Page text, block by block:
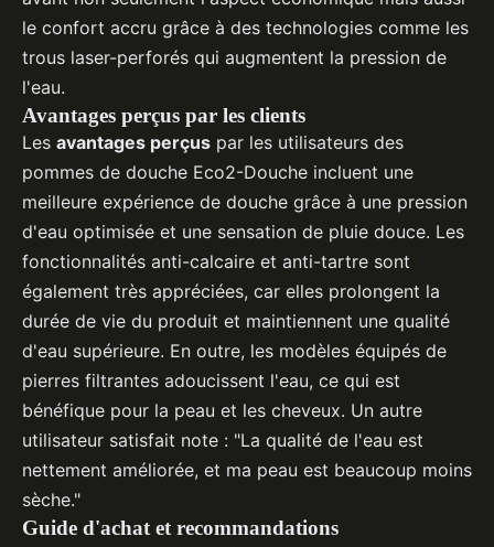
le confort accru grâce à des technologies comme les
trous laser-perforés qui augmentent la pression de
l'eau.
Avantages perçus par les clients
Les avantages perçus par les utilisateurs des
pommes de douche Eco2-Douche incluent une
meilleure expérience de douche grâce à une pression
d'eau optimisée et une sensation de pluie douce. Les
fonctionnalités anti-calcaire et anti-tartre sont
également très appréciées, car elles prolongent la
durée de vie du produit et maintiennent une qualité
d'eau supérieure. En outre, les modèles équipés de
pierres filtrantes adoucissent l'eau, ce qui est
bénéfique pour la peau et les cheveux. Un autre
utilisateur satisfait note : "La qualité de l'eau est
nettement améliorée, et ma peau est beaucoup moins
sèche."
Guide d'achat et recommandations